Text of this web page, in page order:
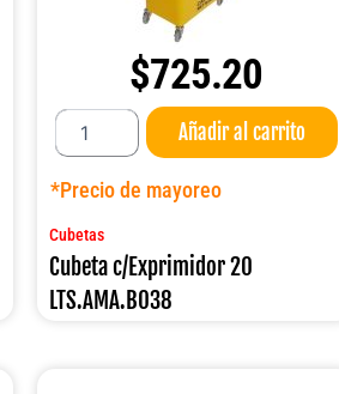
$725.20
Cubeta
c/Exprimidor
20
LTS.AMA.B038
Añadir al carrito
*Precio de mayoreo
Cubetas
Cubeta c/Exprimidor 20
LTS.AMA.B038